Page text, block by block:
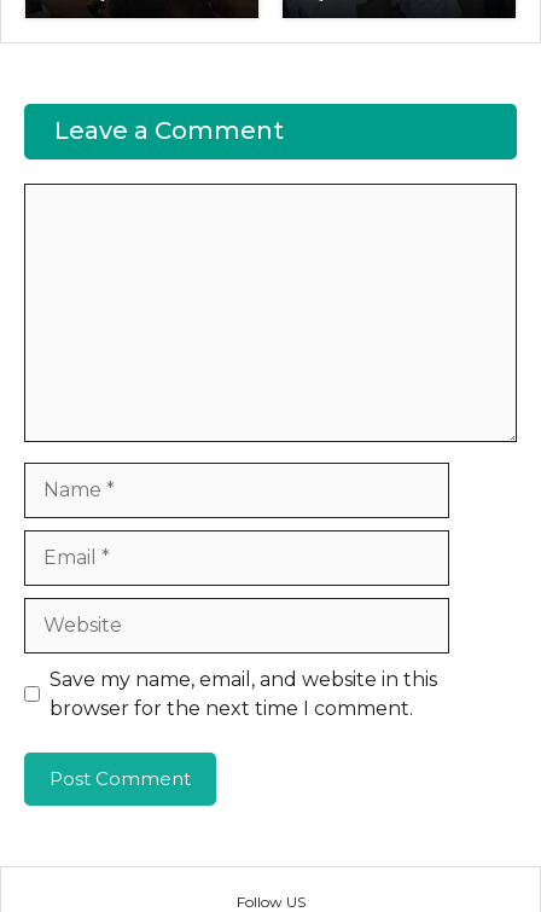
Leave a Comment
Save my name, email, and website in this
browser for the next time I comment.
Follow US